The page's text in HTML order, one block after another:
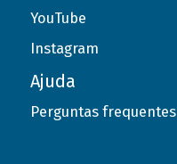
YouTube
Instagram
Ajuda
Perguntas frequentes